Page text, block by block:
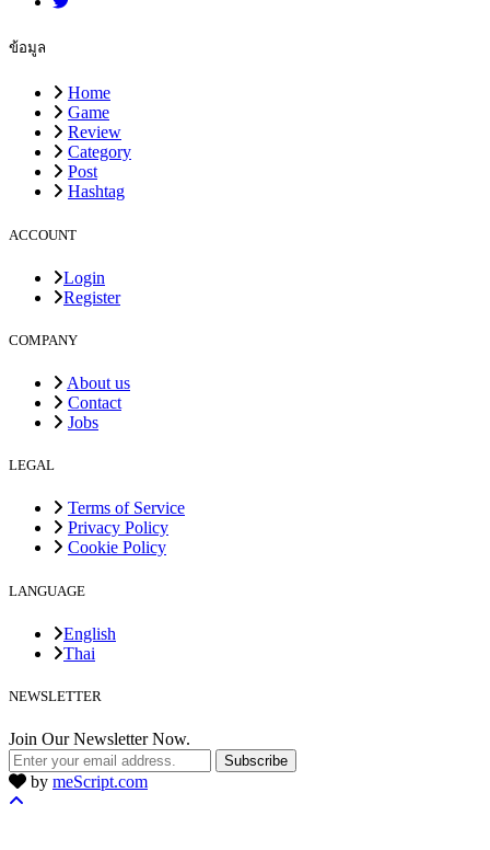
ข้อมูล
Home
Game
Review
Category
Post
Hashtag
ACCOUNT
Login
Register
COMPANY
About us
Contact
Jobs
LEGAL
Terms of Service
Privacy Policy
Cookie Policy
LANGUAGE
English
Thai
NEWSLETTER
Join Our Newsletter Now.
Subscribe
by meScript.com